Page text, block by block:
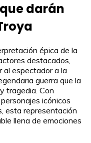
darán
épica de la
destacados,
espectador a la
guerra que la
tragedia. Con
icónicos
esta representación
llena de emociones